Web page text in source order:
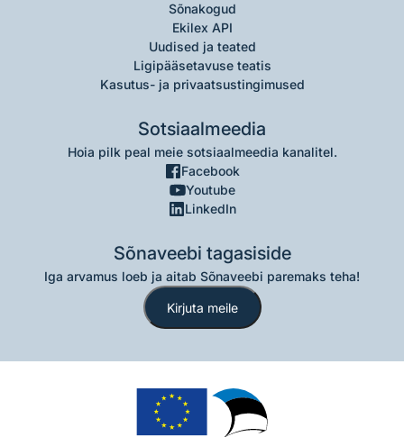
Sõnakogud
Ekilex API
Uudised ja teated
Ligipääsetavuse teatis
Kasutus- ja privaatsustingimused
Sotsiaalmeedia
Hoia pilk peal meie sotsiaalmeedia kanalitel.
Facebook
Youtube
LinkedIn
Sõnaveebi tagasiside
Iga arvamus loeb ja aitab Sõnaveebi paremaks teha!
Kirjuta meile